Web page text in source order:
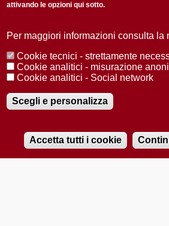
Audio
Accetto laPrivacy Policy
Redazione Copyright Privacy
Area
© 2025 Università di Padova
Registrazione presso il Tribunale di Padova n.
2012
attivando le opzioni qui sotto.
Per maggiori informazioni consulta la
Cookie tecnici - strettamente
Cookie analitici - misurazione
Cookie analitici - Social network
Scegli e personalizza
Accetta tutti i cookie